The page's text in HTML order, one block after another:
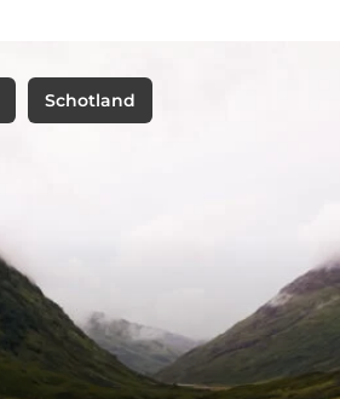
Schotland